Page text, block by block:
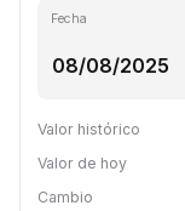
Fecha
Valor histórico
Valor de hoy
Cambio